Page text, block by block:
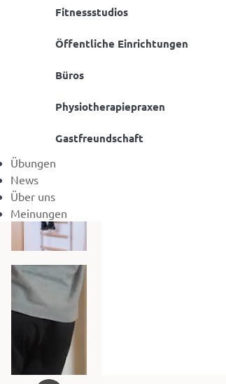
Fitnessstudios
Öffentliche Einrichtungen
Büros
Physiotherapiepraxen
Gastfreundschaft
Übungen
News
Über uns
Meinungen